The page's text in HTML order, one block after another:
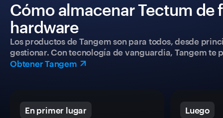
Cómo almacenar Tectum de
hardware
Los productos de Tangem son para todos, desde
gestionar. Con tecnología de vanguardia, Tangem
Obtener Tangem
En primer lugar Luego